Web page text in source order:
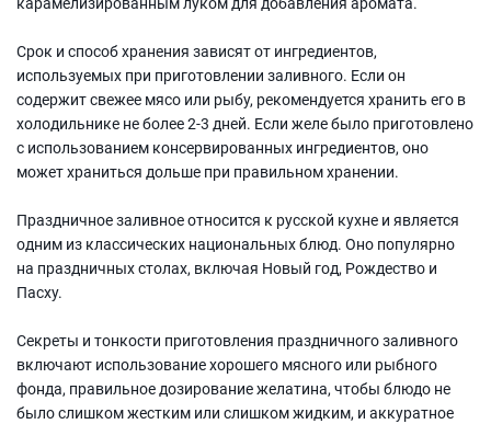
Срок и способ хранения зависят от ингредиентов,
используемых при приготовлении заливного. Если он
содержит свежее мясо или рыбу, рекомендуется хранить его в
холодильнике не более 2-3 дней. Если желе было приготовлено
с использованием консервированных ингредиентов, оно
может храниться дольше при правильном хранении.
Праздничное заливное относится к русской кухне и является
одним из классических национальных блюд. Оно популярно
на праздничных столах, включая Новый год, Рождество и
Пасху.
Секреты и тонкости приготовления праздничного заливного
включают использование хорошего мясного или рыбного
фонда, правильное дозирование желатина, чтобы блюдо не
было слишком жестким или слишком жидким, и аккуратное